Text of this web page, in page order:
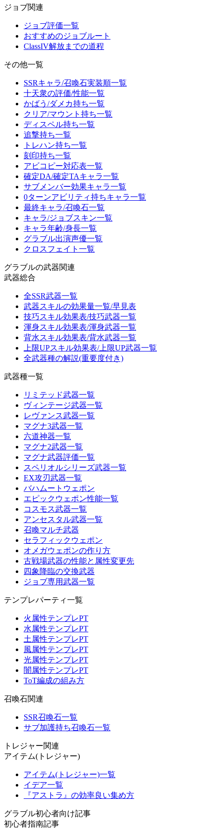
ジョブ関連
ジョブ評価一覧
おすすめのジョブルート
ClassIV解放までの道程
その他一覧
SSRキャラ/召喚石実装順一覧
十天衆の評価/性能一覧
かばう/ダメカ持ち一覧
クリア/マウント持ち一覧
ディスペル持ち一覧
追撃持ち一覧
トレハン持ち一覧
刻印持ち一覧
アビコピー対応表一覧
確定DA/確定TAキャラ一覧
サブメンバー効果キャラ一覧
0ターンアビリティ持ちキャラ一覧
最終キャラ/召喚石一覧
キャラ/ジョブスキン一覧
キャラ年齢/身長一覧
グラブル出演声優一覧
クロスフェイト一覧
グラブルの武器関連
武器総合
全SSR武器一覧
武器スキルの効果量一覧/早見表
技巧スキル効果表/技巧武器一覧
渾身スキル効果表/渾身武器一覧
背水スキル効果表/背水武器一覧
上限UPスキル効果表/上限UP武器一覧
全武器種の解説(重要度付き)
武器種一覧
リミテッド武器一覧
ヴィンテージ武器一覧
レヴァンス武器一覧
マグナ3武器一覧
六道神器一覧
マグナ2武器一覧
マグナ武器評価一覧
スペリオルシリーズ武器一覧
EX攻刃武器一覧
バハムートウェポン
エピックウェポン性能一覧
コスモス武器一覧
アンセスタル武器一覧
召喚マルチ武器
セラフィックウェポン
オメガウェポンの作り方
古戦場武器の性能と属性変更先
四象降臨の交換武器
ジョブ専用武器一覧
テンプレパーティ一覧
火属性テンプレPT
水属性テンプレPT
土属性テンプレPT
風属性テンプレPT
光属性テンプレPT
闇属性テンプレPT
ToT編成の組み方
召喚石関連
SSR召喚石一覧
サブ加護持ち召喚石一覧
トレジャー関連
アイテム(トレジャー)
アイテム(トレジャー)一覧
イデア一覧
『アストラ』の効率良い集め方
グラブル初心者向け記事
初心者指南記事